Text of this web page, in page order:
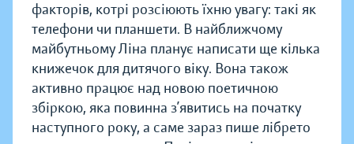
факторів, котрі розсіюють їхню увагу: такі як
телефони чи планшети. В найближчому
майбутньому Ліна планує написати ще кілька
книжечок для дитячого віку. Вона також
активно працює над новою поетичною
збіркою, яка повинна з’явитись на початку
наступного року, а саме зараз пише лібрето